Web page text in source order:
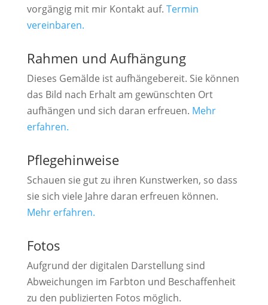
vorgängig mit mir Kontakt auf. Termin
vereinbaren.
Rahmen und Aufhängung
Dieses Gemälde ist aufhängebereit. Sie können
das Bild nach Erhalt am gewünschten Ort
aufhängen und sich daran erfreuen. Mehr
erfahren.
Pflegehinweise
Schauen sie gut zu ihren Kunstwerken, so dass
sie sich viele Jahre daran erfreuen können.
Mehr erfahren.
Fotos
Aufgrund der digitalen Darstellung sind
Abweichungen im Farbton und Beschaffenheit
zu den publizierten Fotos möglich.